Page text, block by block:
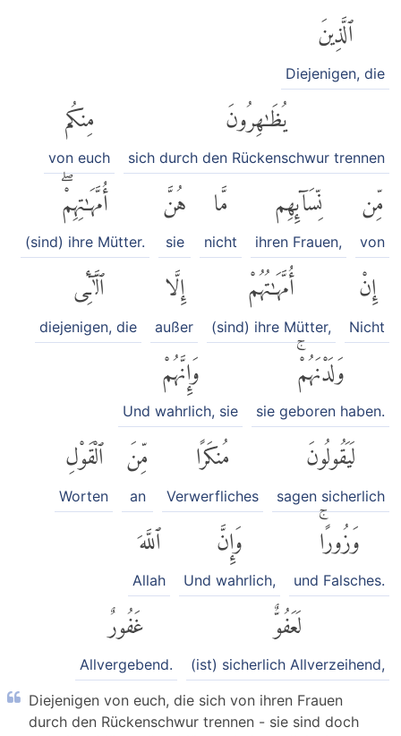
ٱلَّذِينَ
Diejenigen, die
يُظَٰهِرُونَ
sich durch den Rückenschwur trennen
مِنكُم
von euch
مِّن
von
نِّسَآئِهِم
ihren Frauen,
مَّا
nicht
هُنَّ
sie
أُمَّهَٰتِهِمْۖ
(sind) ihre Mütter.
إِنْ
Nicht
أُمَّهَٰتُهُمْ
(sind) ihre Mütter,
إِلَّا
außer
ٱلَّٰٓـِٔى
diejenigen, die
وَلَدْنَهُمْۚ
sie geboren haben.
وَإِنَّهُمْ
Und wahrlich, sie
لَيَقُولُونَ
sagen sicherlich
مُنكَرًا
Verwerfliches
مِّنَ
an
ٱلْقَوْلِ
Worten
وَزُورًاۚ
und Falsches.
وَإِنَّ
Und wahrlich,
ٱللَّهَ
Allah
لَعَفُوٌّ
(ist) sicherlich Allverzeihend,
غَفُورٌ
Allvergebend.
Diejenigen von euch, die sich von ihren Frauen
durch den Rückenschwur trennen - sie sind doch